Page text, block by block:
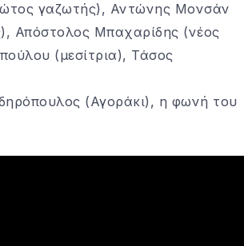
γαζωτής), Αντώνης Μονσάν
Απόστολος Μπαχαρίδης (νέος
(μεσίτρια), Τάσος
(Αγοράκι), η φωνή του